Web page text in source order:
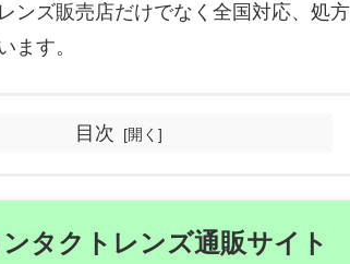
ンズ販売店だけでなく全国対応、処
ます。
目次
タクトレンズ通販サイト